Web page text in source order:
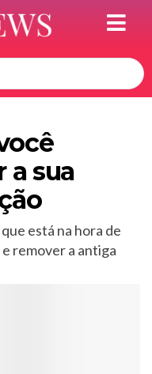
a sua
está na hora de
remover a antiga